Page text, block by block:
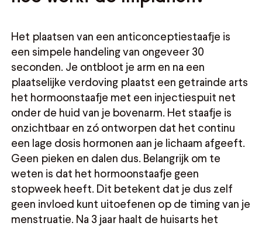
Het plaatsen van een anticonceptiestaafje is
een simpele handeling van ongeveer 30
seconden. Je ontbloot je arm en na een
plaatselijke verdoving plaatst een getrainde arts
het hormoonstaafje met een injectiespuit net
onder de huid van je bovenarm. Het staafje is
onzichtbaar en zó ontworpen dat het continu
een lage dosis hormonen aan je lichaam afgeeft.
Geen pieken en dalen dus. Belangrijk om te
weten is dat het hormoonstaafje geen
stopweek heeft. Dit betekent dat je dus zelf
geen invloed kunt uitoefenen op de timing van je
menstruatie. Na 3 jaar haalt de huisarts het